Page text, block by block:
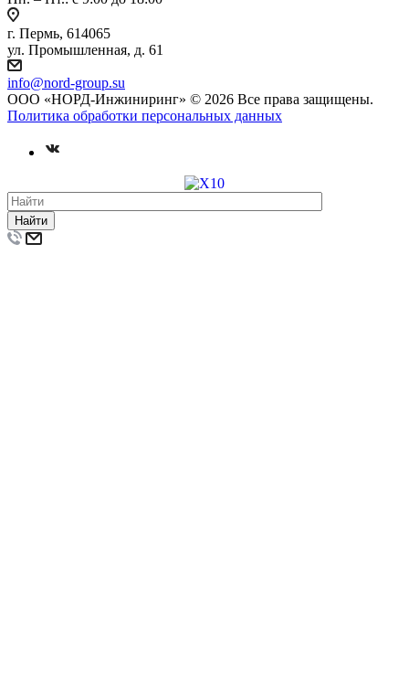
г. Пермь, 614065
ул. Промышленная, д. 61
info@nord-group.su
ООО «НОРД-Инжиниринг» © 2026 Все права защищены.
Политика обработки персональных данных
Найти